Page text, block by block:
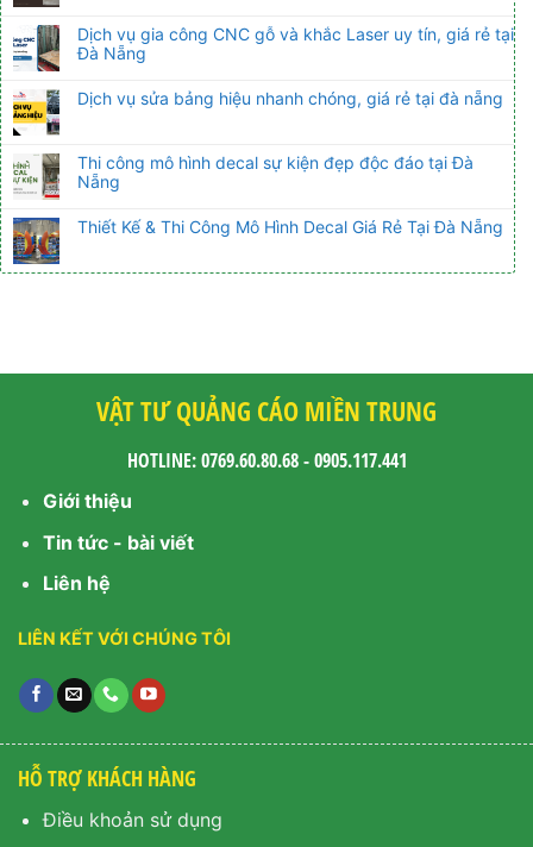
Dịch vụ gia công CNC gỗ và khắc Laser uy tín, giá rẻ tại
Đà Nẵng
Dịch vụ sửa bảng hiệu nhanh chóng, giá rẻ tại đà nẵng
Thi công mô hình decal sự kiện đẹp độc đáo tại Đà
Nẵng
Thiết Kế & Thi Công Mô Hình Decal Giá Rẻ Tại Đà Nẵng
VẬT TƯ QUẢNG CÁO MIỀN TRUNG
HOTLINE: 0769.60.80.68 - 0905.117.441
Giới thiệu
Tin tức - bài viết
Liên hệ
LIÊN KẾT VỚI CHÚNG TÔI
HỖ TRỢ KHÁCH HÀNG
Điều khoản sử dụng